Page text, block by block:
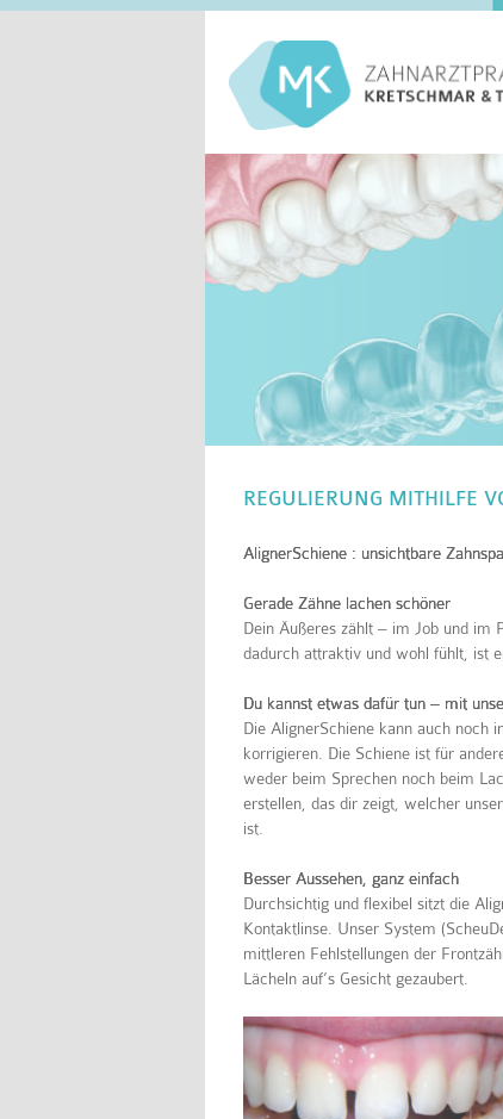
REGULIERUNG MITHILFE
AlignerSchiene : unsichtbare
Gerade Zähne lachen schöner
Dein Äußeres zählt – im Job und im
dadurch attraktiv und wohl fühlt, ist
Du kannst etwas dafür tun – mit
Die AlignerSchiene kann auch noch
korrigieren. Die Schiene ist für
weder beim Sprechen noch beim
erstellen, das dir zeigt, welcher
ist.
Besser Aussehen, ganz einfach
Durchsichtig und flexibel sitzt die
Kontaktlinse. Unser System
mittleren Fehlstellungen der
Lächeln auf’s Gesicht gezaubert.